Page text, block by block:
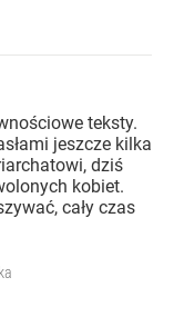
teksty.
jeszcze kilka
dziś
kobiet.
cały czas